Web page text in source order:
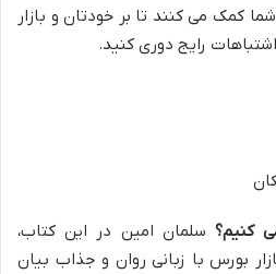
کمک می کنند تا بر خودتان و بازار
رایج دوری کنید.
کنیم؟ سلمان امین در این کتاب،
بورس با زبانی روان و جذاب بیان